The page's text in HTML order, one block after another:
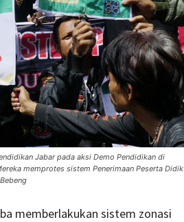
Jabar pada aksi Demo Pendidikan di
memprotes sistem Penerimaan Peserta Didik
memberlakukan sistem zonasi